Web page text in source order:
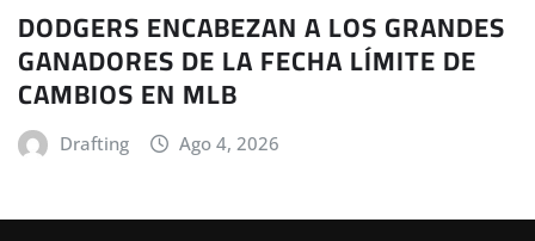
DODGERS ENCABEZAN A LOS GRANDES
GANADORES DE LA FECHA LÍMITE DE
CAMBIOS EN MLB
Drafting Ago 4, 2026